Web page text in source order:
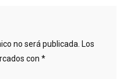
no será publicada. Los
con *